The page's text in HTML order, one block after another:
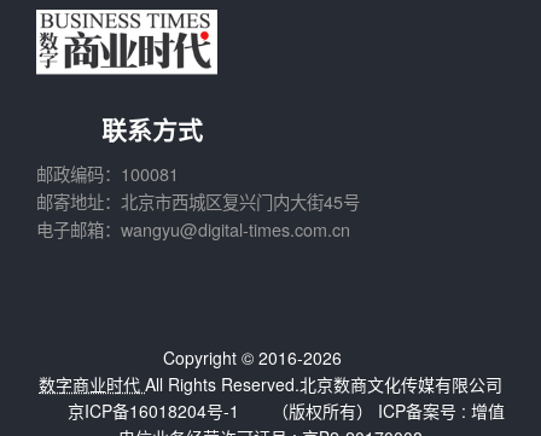
联系方式
邮政编码：100081
邮寄地址：北京市西城区复兴门内大街45号
电子邮箱：wangyu@digital-times.com.cn
Copyright © 2016-2026
数字商业时代 All Rights Reserved.北京数商文化传媒有限公司
（版权所有） ICP备案号 :
京ICP备16018204号-1
增值